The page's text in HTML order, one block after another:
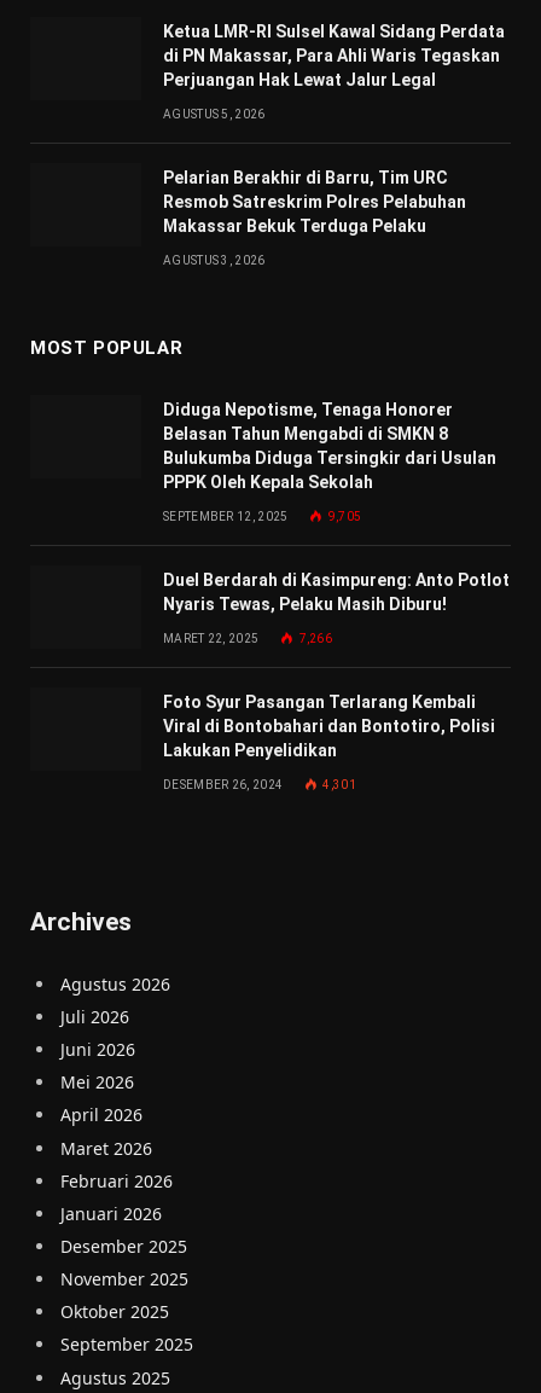
Ketua LMR-RI Sulsel Kawal Sidang Perdata
di PN Makassar, Para Ahli Waris Tegaskan
Perjuangan Hak Lewat Jalur Legal
AGUSTUS 5, 2026
Pelarian Berakhir di Barru, Tim URC
Resmob Satreskrim Polres Pelabuhan
Makassar Bekuk Terduga Pelaku
AGUSTUS 3, 2026
MOST POPULAR
Diduga Nepotisme, Tenaga Honorer
Belasan Tahun Mengabdi di SMKN 8
Bulukumba Diduga Tersingkir dari Usulan
PPPK Oleh Kepala Sekolah
SEPTEMBER 12, 2025 9,705
Duel Berdarah di Kasimpureng: Anto Potlot
Nyaris Tewas, Pelaku Masih Diburu!
MARET 22, 2025 7,266
Foto Syur Pasangan Terlarang Kembali
Viral di Bontobahari dan Bontotiro, Polisi
Lakukan Penyelidikan
DESEMBER 26, 2024 4,301
Archives
Agustus 2026
Juli 2026
Juni 2026
Mei 2026
April 2026
Maret 2026
Februari 2026
Januari 2026
Desember 2025
November 2025
Oktober 2025
September 2025
Agustus 2025